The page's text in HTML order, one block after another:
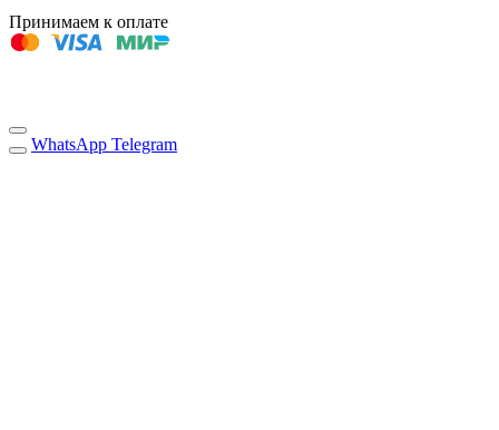
Принимаем к оплате
WhatsApp Telegram